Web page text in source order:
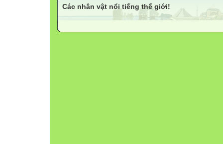
Các nhân vật nổi tiếng thế giới!